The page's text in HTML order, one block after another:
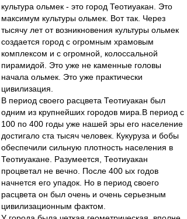
культура ольмек - это город Теотиуакан. Это
максимум культуры ольмек. Вот так. Через
тысячу лет от возникновения культуры ольмек
создается город с огромным храмовым
комплексом и с огромной, колоссальной
пирамидой. Это уже не каменные головы
начала ольмек. Это уже практически
цивилизация.
В период своего расцвета Теотиуакан был
одним из крупнейших городов мира.В период с
100 по 400 годы уже нашей эры его население
достигало ста тысяч человек. Кукуруза и бобы
обеспечили сильную плотность населения в
Теотиуакане. Разумеется, Теотиуакан
процветал не вечно. После 400 ых годов
начнется его упадок. Но в период своего
расцвета он был очень и очень серьезным
цивилизационным фактом.